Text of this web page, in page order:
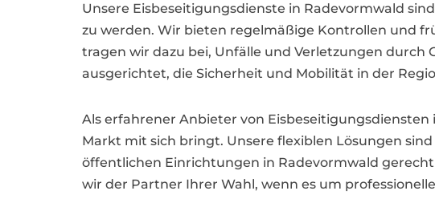
Unsere Eisbeseitigungsdienste in Radevormwald
zu werden. Wir bieten regelmäßige Kontrollen und
tragen wir dazu bei, Unfälle und Verletzungen
ausgerichtet, die Sicherheit und Mobilität in der
Als erfahrener Anbieter von
Markt mit sich bringt. Unsere flexiblen Lösungen
öffentlichen Einrichtungen in Radevormwald
wir der Partner Ihrer Wahl, wenn es um